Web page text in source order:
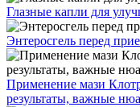
Глазные капли для
Энтеросгель перед
Применение мази
результаты, важные